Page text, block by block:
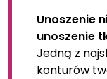
Unoszenie
unoszenie
Jedną z
konturów